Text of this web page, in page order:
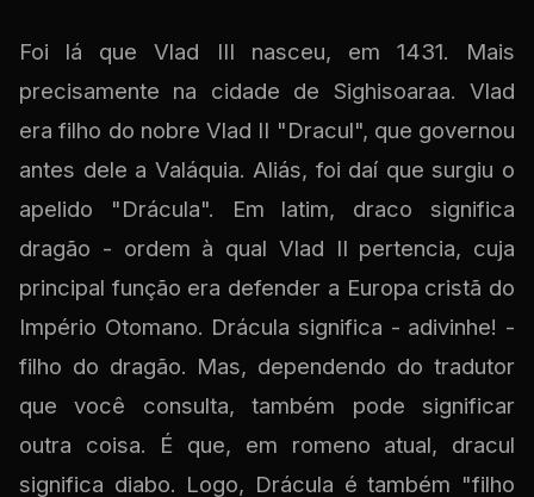
Foi lá que Vlad III nasceu, em 1431. Mais
precisamente na cidade de Sighisoaraa. Vlad
era filho do nobre Vlad II "Dracul", que governou
antes dele a Valáquia. Aliás, foi daí que surgiu o
apelido "Drácula". Em latim, draco significa
dragão - ordem à qual Vlad II pertencia, cuja
principal função era defender a Europa cristã do
Império Otomano. Drácula significa - adivinhe! -
filho do dragão. Mas, dependendo do tradutor
que você consulta, também pode significar
outra coisa. É que, em romeno atual, dracul
significa diabo. Logo, Drácula é também "filho